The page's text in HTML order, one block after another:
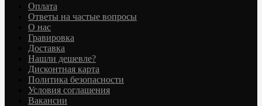
Оплата
Ответы на частые вопросы
О нас
Гравировка
Доставка
Нашли дешевле?
Дисконтная карта
Политика безопасности
Условия соглашения
Вакансии